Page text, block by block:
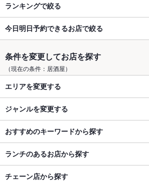
ランキングで絞る
今日明日予約できるお店で絞る
条件を変更してお店を探す
（現在の条件：居酒屋）
エリアを変更する
ジャンルを変更する
おすすめのキーワードから探す
ランチのあるお店から探す
チェーン店から探す